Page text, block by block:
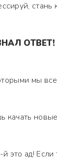
ОТВЕТ!
мы
качать
ад! Если